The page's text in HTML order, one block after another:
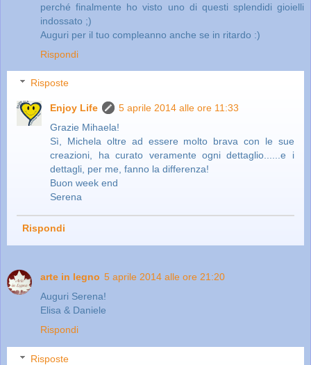
perché finalmente ho visto uno di questi splendidi gioielli
indossato ;)
Auguri per il tuo compleanno anche se in ritardo :)
Rispondi
Risposte
Enjoy Life
5 aprile 2014 alle ore 11:33
Grazie Mihaela!
Sì, Michela oltre ad essere molto brava con le sue
creazioni, ha curato veramente ogni dettaglio......e i
dettagli, per me, fanno la differenza!
Buon week end
Serena
Rispondi
arte in legno 5 aprile 2014 alle ore 21:20
Auguri Serena!
Elisa & Daniele
Rispondi
Risposte